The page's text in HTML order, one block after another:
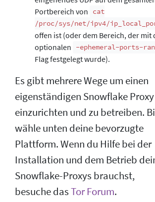
Portbereich von
cat
/proc/sys/net/ipv4/
offen ist (oder dem Bereich, der mit
optionalen
-ephemeral-ports-
Flag festgelegt wurde).
Es gibt mehrere Wege um einen
eigenständigen Snowflake Proxy
einzurichten und zu betreiben.
wähle unten deine bevorzugte
Plattform. Wenn du Hilfe bei der
Installation und dem Betrieb
Snowflake-Proxys brauchst,
besuche dasTor Forum.